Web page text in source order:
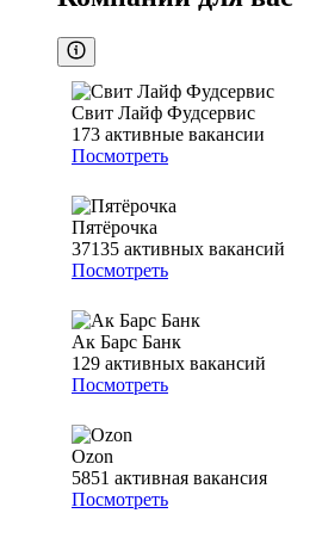
Свит Лайф Фудсервис
173 активные вакансии
Посмотреть
Пятёрочка
37135 активных вакансий
Посмотреть
Ак Барс Банк
129 активных вакансий
Посмотреть
Ozon
5851 активная вакансия
Посмотреть